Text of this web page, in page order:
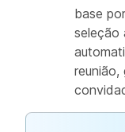
base
seleção